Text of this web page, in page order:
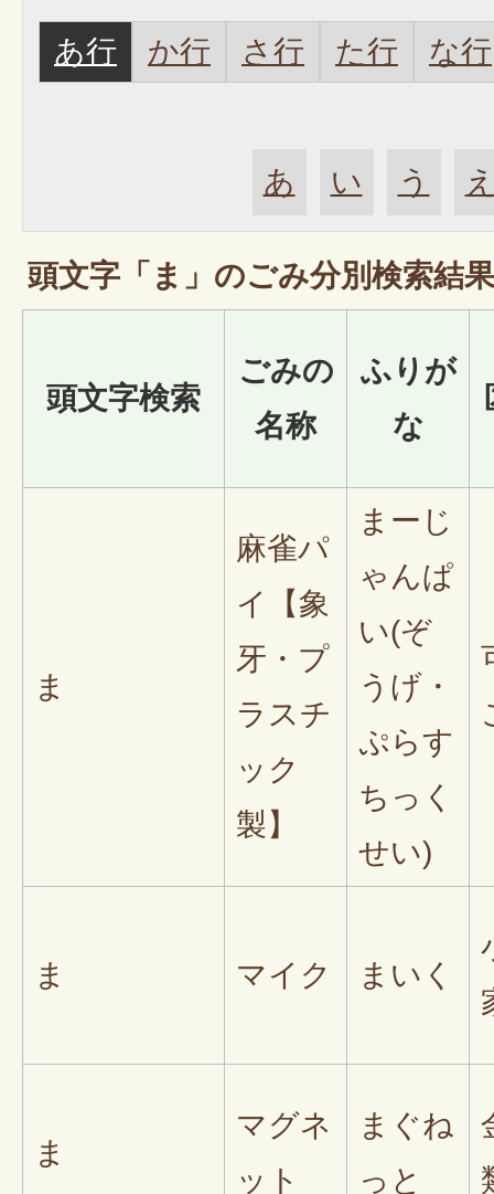
あ行 か行 さ行 た行 な行
あ い う
頭文字「 ま 」のごみ分別検索結
頭文字検索
ごみの
名称
ふりが
な
ま
麻雀パ
イ【象
牙・プ
ラスチ
ック
製】
まーじ
ゃんぱ
い(ぞ
うげ・
ぷらす
ちっく
せい)
ま マイク まいく
ま
マグネ
ット
まぐね
っと